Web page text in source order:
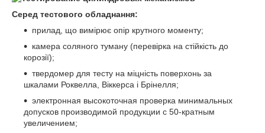
Серед тестового обладнання:
прилад, що вимірює опір крутного моменту;
камера соляного туману (перевірка на стійкість до
корозії);
твердомер для тесту на міцність поверхонь за
шкалами Роквелла, Віккерса і Брінелля;
электронная высокоточная проверка минимальных
допусков производимой продукции с 50-кратным
увеличением;